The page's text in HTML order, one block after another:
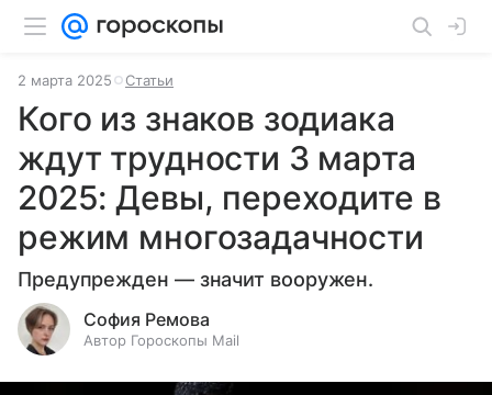
2 марта 2025 Статьи
Кого из знаков зодиака
ждут трудности 3 марта
2025: Девы, переходите в
режим многозадачности
Предупрежден — значит вооружен.
София Ремова
Автор Гороскопы Mail